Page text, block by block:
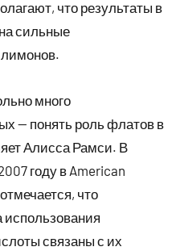
что результаты в
сильные
лимонов.
много
— понять роль флатов в
Алисса Рамси. В
году в American
что
связаны с их